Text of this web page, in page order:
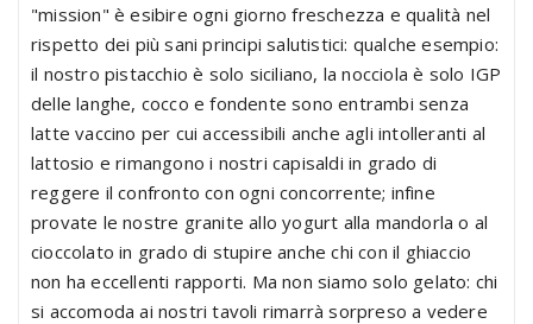
"mission" è esibire ogni giorno freschezza e qualità nel
rispetto dei più sani principi salutistici: qualche esempio:
il nostro pistacchio è solo siciliano, la nocciola è solo IGP
delle langhe, cocco e fondente sono entrambi senza
latte vaccino per cui accessibili anche agli intolleranti al
lattosio e rimangono i nostri capisaldi in grado di
reggere il confronto con ogni concorrente; infine
provate le nostre granite allo yogurt alla mandorla o al
cioccolato in grado di stupire anche chi con il ghiaccio
non ha eccellenti rapporti. Ma non siamo solo gelato: chi
si accomoda ai nostri tavoli rimarrà sorpreso a vedere